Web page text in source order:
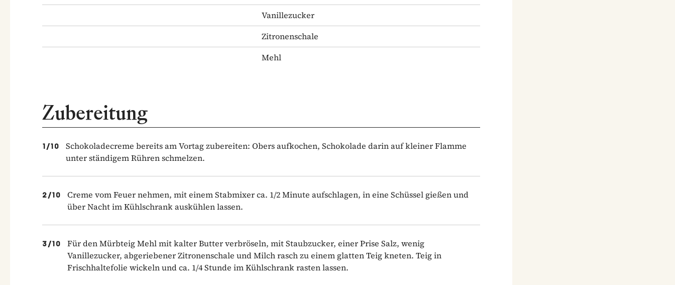
Vanillezucker
Zitronenschale
Mehl
Zubereitung
1/10
Schokoladecreme bereits am Vortag zubereiten: Obers aufkochen, Schokolade darin auf kleiner Flamme
unter ständigem Rühren schmelzen.
2/10
Creme vom Feuer nehmen, mit einem Stabmixer ca. 1/2 Minute aufschlagen, in eine Schüssel gießen und
über Nacht im Kühlschrank auskühlen lassen.
3/10
Für den Mürbteig Mehl mit kalter Butter verbröseln, mit Staubzucker, einer Prise Salz, wenig
Vanillezucker, abgeriebener Zitronenschale und Milch rasch zu einem glatten Teig kneten. Teig in
Frischhaltefolie wickeln und ca. 1/4 Stunde im Kühlschrank rasten lassen.